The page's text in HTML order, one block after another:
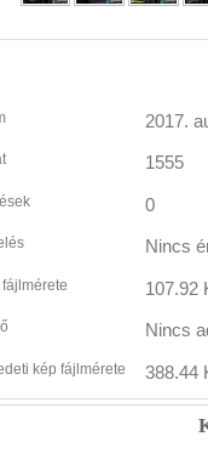
2017.
1555
0
Nincs
fájlmérete 107.92
Nincs
kép fájlmérete 388.44